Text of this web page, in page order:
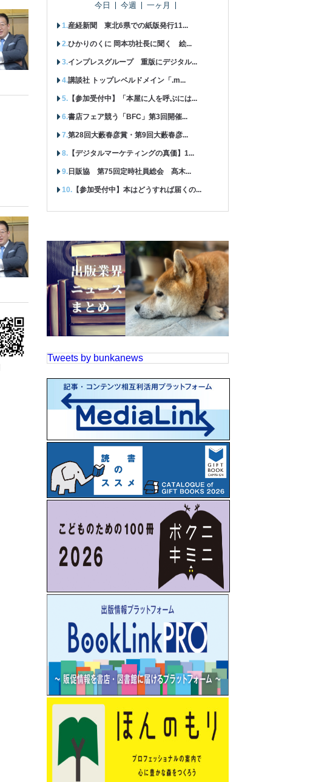
今日 今週 一ヶ月
産経新聞 東北6県での紙版発行11...
ひかりのくに 岡本功社長に聞く 絵...
インプレスグループ 重版にデジタル...
講談社 トップレベルドメイン「.m...
【参加受付中】「本屋に人を呼ぶには...
書店フェア競う「BFC」第3回開催...
第28回大藪春彦賞・第9回大藪春彦...
【デジタルマーケティングの真価】1...
日販協 第75回定時社員総会 髙木...
【参加受付中】本はどうすれば届くの...
Tweets by bunkanews